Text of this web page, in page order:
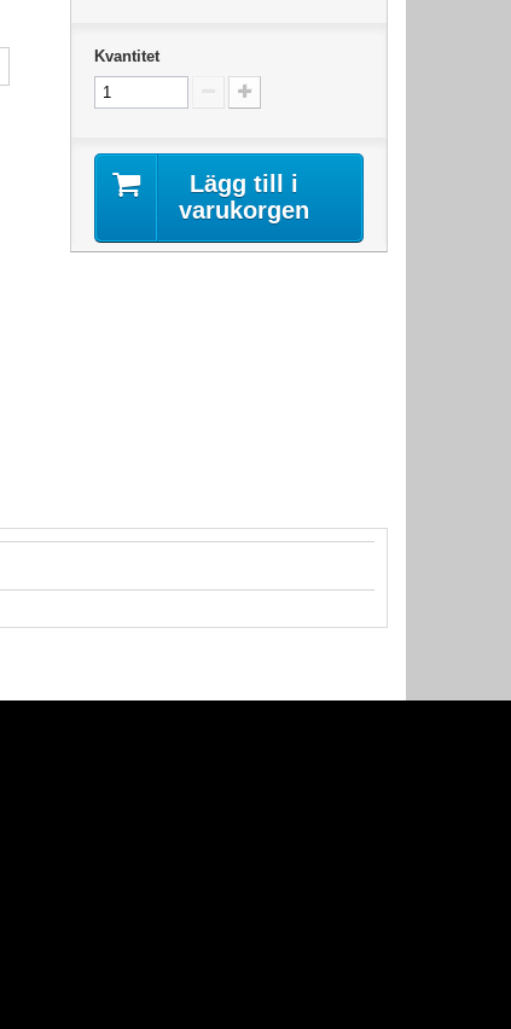
Kvantitet
Lägg till i
varukorgen